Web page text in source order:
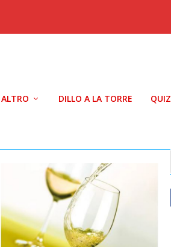
ALTRO DILLO A LA TORRE QUIZ